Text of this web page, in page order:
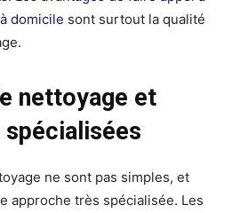
domicile sont surtout la qualité
nettoyage et
ne sont pas simples, et
approche très spécialisée. Les